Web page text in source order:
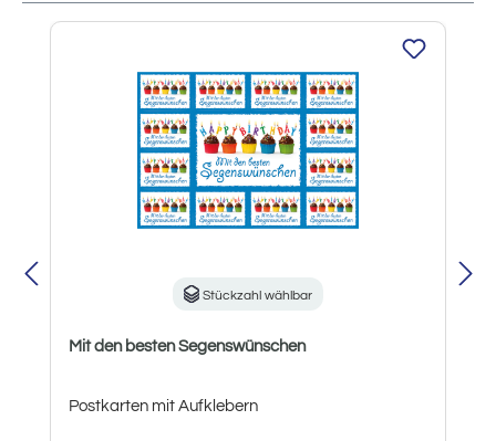
Produktgalerie überspringen
Stückzahl wählbar
Mit den besten Segenswünschen
Postkarten mit Aufklebern